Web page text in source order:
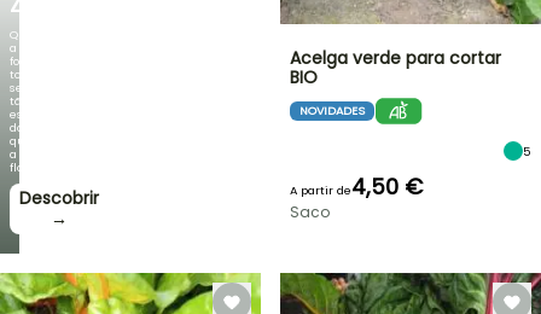
Quando
a
folhagem
torna-
se
tão
espetacular
do
que
a
floração!
Descobrir
→
Acelga verde para cortar
BIO
NOVIDADES
5
A partir de4,50 €
Saco